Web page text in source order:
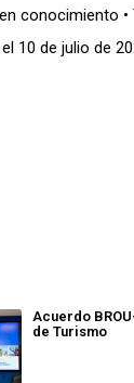
conocimiento •
10 de julio de
Acuerdo
de Turismo